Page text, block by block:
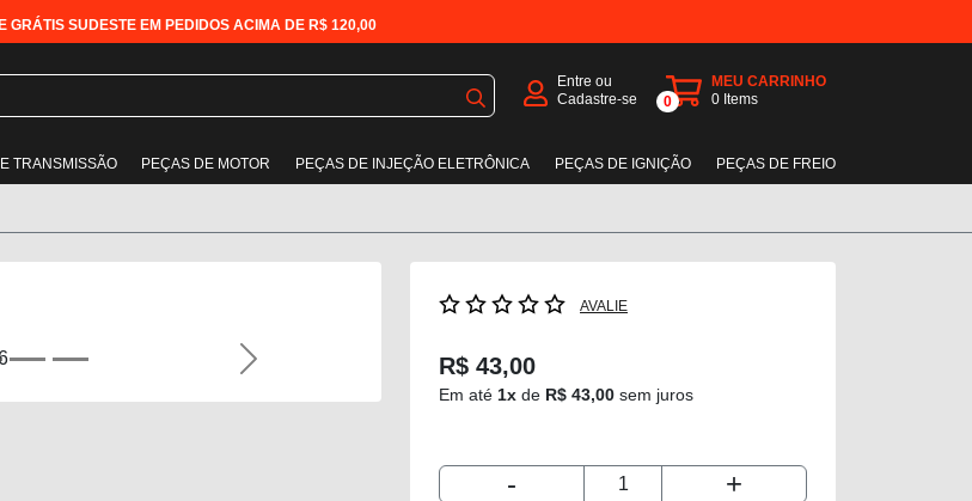
GRÁTIS SUDESTE EM PEDIDOS ACIMA DE R$ 120,00
Entre ou
Cadastre-se
0
MEU CARRINHO
0 Items
TRANSMISSÃO PEÇAS DE MOTOR PEÇAS DE INJEÇÃO ELETRÔNICA PEÇAS DE IGNIÇÃO PEÇAS DE FREIO
Next
AVALIE
R$ 43,00
Em até 1x de R$ 43,00 sem juros
- +